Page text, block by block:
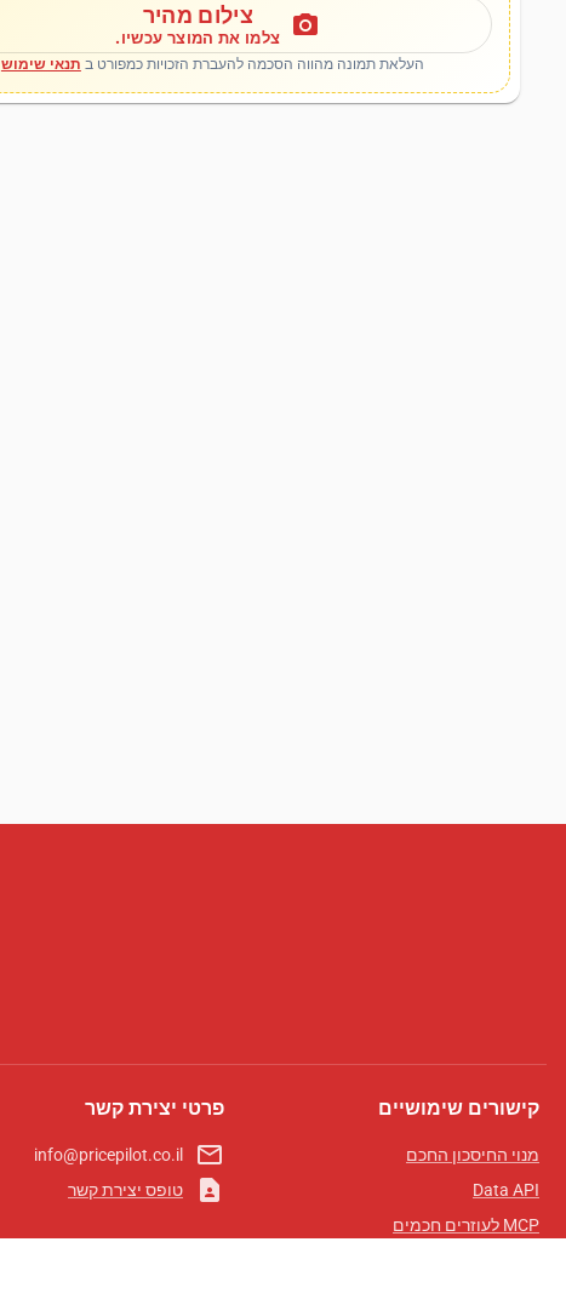
photo_camera צילום מהיר
צלמו את המוצר עכשיו.
העלאת תמונה מהווה הסכמה להעברת הזכויות כמפורט ב תנאי שימוש
קישורים שימושיים
מנוי החיסכון החכם
Data API
MCP לעוזרים חכמים
פרטי יצירת קשר
mail_outline
info@pricepilot.co.il
contact_page טופס יצירת קשר